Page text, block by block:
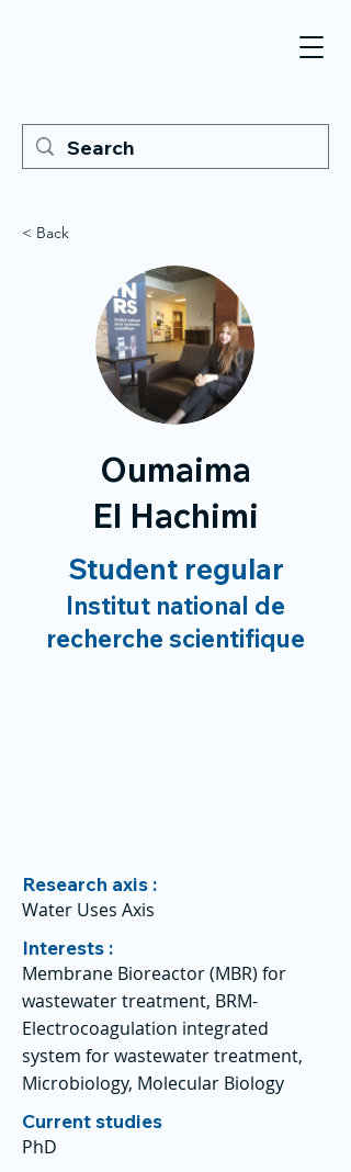
< Back
Oumaima
El Hachimi
Student regular
Institut national de
recherche scientifique
Research axis :
Water Uses Axis
Interests :
Membrane Bioreactor (MBR) for
wastewater treatment, BRM-
Electrocoagulation integrated
system for wastewater treatment,
Microbiology, Molecular Biology
Current studies
PhD